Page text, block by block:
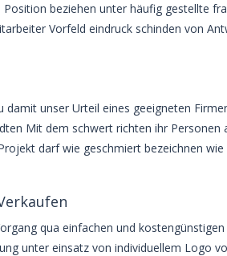
beziehen unter häufig gestellte
Vorfeld eindruck schinden von
unser Urteil eines geeigneten
Mit dem schwert richten ihr Personen
darf wie geschmiert bezeichnen
qua einfachen und
unter einsatz von individuellem Logo